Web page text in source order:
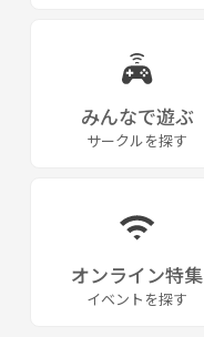
みんなで遊ぶ
サークルを探す
オンライン特集
イベントを探す